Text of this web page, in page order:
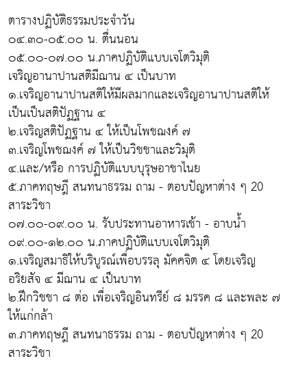
ตารางปฏิบัติธรรมประจำวัน
๐๔.๓๐-๐๕.๐๐ น. ตื่นนอน
๐๕.๐๐-๐๗.๐๐ น.ภาคปฏิบัติแบบเจโตวิมุติ
เจริญอานาปานสติมีฌาน ๔ เป็นบาท
๑.เจริญอานาปานสติให้มีผลมากและเจริญอานาปานสติให้
เป็นเป็นสติปัฏฐาน ๔
๒.เจริญสติปัฏฐาน ๔ ให้เป็นโพชฌงค์ ๗
๓.เจริญโพชฌงค์ ๗ ให้เป็นวิชชาและวิมุติ
๔.และ/หรือ การปฏิบัติแบบบุรุษอาชาไนย
๕.ภาคทฤษฎี สนทนาธรรม ถาม - ตอบปัญหาต่าง ๆ 20
สาระวิชา
๐๗.๐๐-๐๙.๐๐ น. รับประทานอาหารเช้า - อาบน้ำ
๐๙.๐๐-๑๒.๐๐ น.ภาคปฏิบัติแบบเจโตวิมุติ
๑.เจริญสมาธิให้บริบูรณ์เพื่อบรรลุ มัคคจิต ๔ โดยเจริญ
อริยสัจ ๔ มีฌาน ๔ เป็นบาท
๒.ฝึกวิชชา ๘ ต่อ เพื่อเจริญอินทรีย์ ๘ มรรค ๘ และพละ ๗
ให้แก่กล้า
๓.ภาคทฤษฎี สนทนาธรรม ถาม - ตอบปัญหาต่าง ๆ 20
สาระวิชา